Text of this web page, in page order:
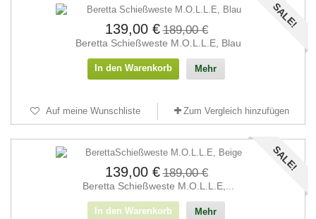
SALE!
139,00 € 189,00 €
Beretta Schießweste M.O.L.L.E, Blau
In den Warenkorb Mehr
Auf meine Wunschliste Zum Vergleich hinzufügen
SALE!
139,00 € 189,00 €
Beretta Schießweste M.O.L.L.E,...
In den Warenkorb Mehr